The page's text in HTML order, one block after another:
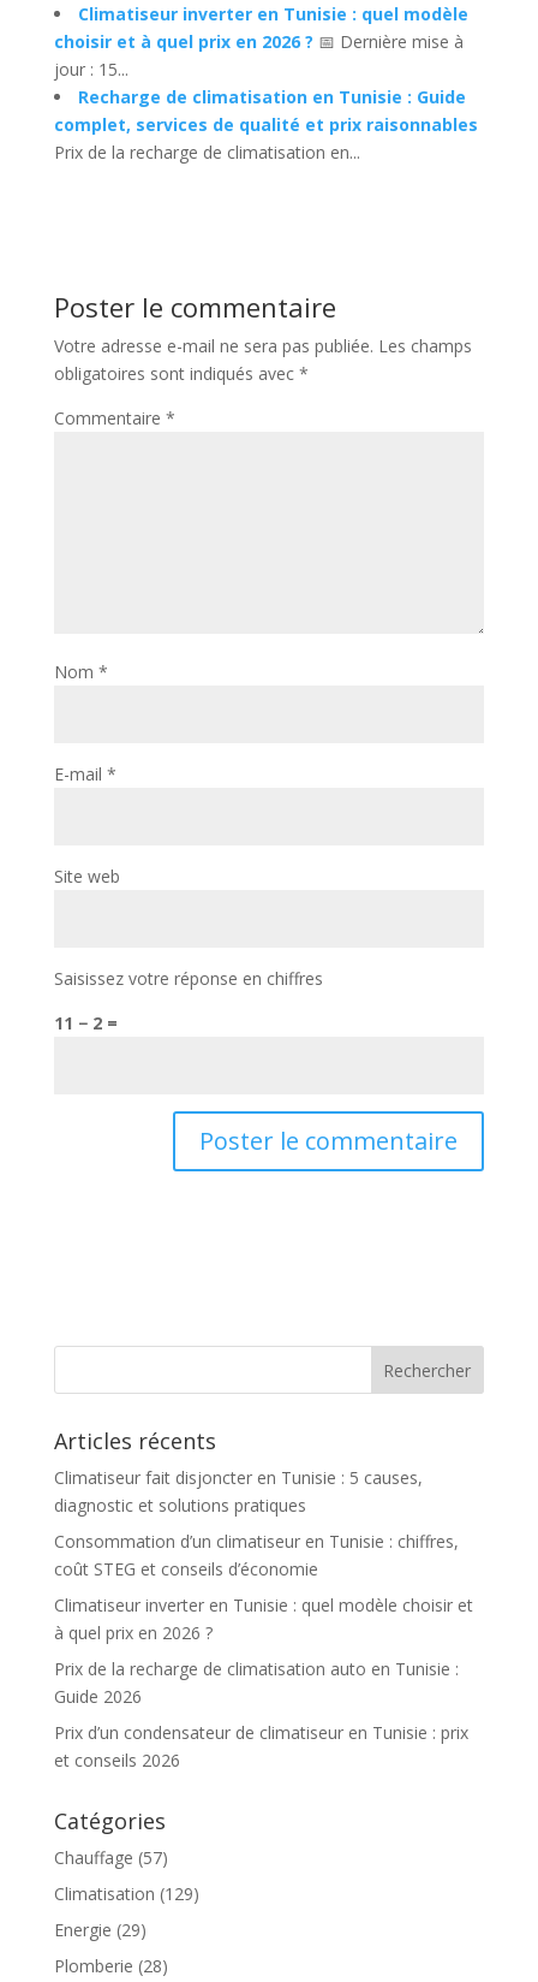
Climatiseur inverter en Tunisie : quel modèle
choisir et à quel prix en 2026 ? 📅 Dernière mise à
jour : 15...
Recharge de climatisation en Tunisie : Guide
complet, services de qualité et prix raisonnables
Prix de la recharge de climatisation en...
Poster le commentaire
Votre adresse e-mail ne sera pas publiée. Les champs
obligatoires sont indiqués avec *
Commentaire *
Nom *
E-mail *
Site web
Saisissez votre réponse en chiffres
11 − 2 =
Articles récents
Climatiseur fait disjoncter en Tunisie : 5 causes,
diagnostic et solutions pratiques
Consommation d’un climatiseur en Tunisie : chiffres,
coût STEG et conseils d’économie
Climatiseur inverter en Tunisie : quel modèle choisir et
à quel prix en 2026 ?
Prix de la recharge de climatisation auto en Tunisie :
Guide 2026
Prix d’un condensateur de climatiseur en Tunisie : prix
et conseils 2026
Catégories
Chauffage (57)
Climatisation (129)
Energie (29)
Plomberie (28)